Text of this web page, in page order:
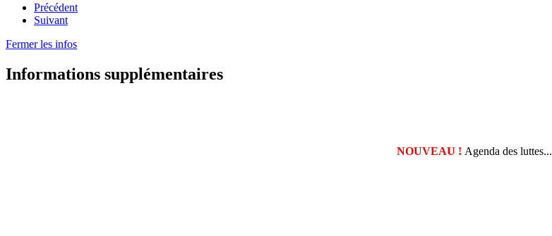
Précédent
Suivant
Fermer les infos
Informations supplémentaires
NOUVEAU ! Agenda des luttes...